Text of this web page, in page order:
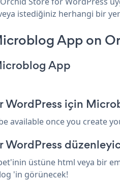
istediğiniz herhangi bir
App on
App
için
available once you create
WordPress
üstüne html veya bir
'in görünecek!